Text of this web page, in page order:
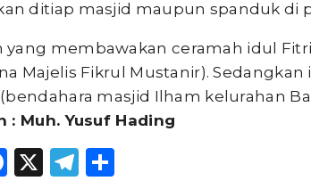
ditiap masjid maupun spanduk di
yang membawakan ceramah idul
Majelis Fikrul Mustanir).
masjid Ilham kelurahan
: Muh. Yusuf Hading
Facebook
X Telegram